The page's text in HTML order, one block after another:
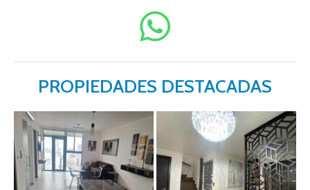
PROPIEDADES DESTACADAS